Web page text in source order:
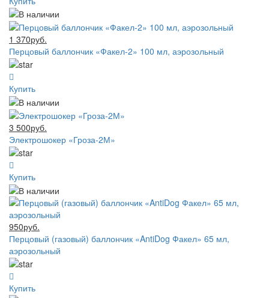
1 370руб.
Перцовый баллончик «Факел-2» 100 мл, аэрозольный
Купить
3 500руб.
Электрошокер «Гроза-2М»
Купить
950руб.
Перцовый (газовый) баллончик «AntiDog Факел» 65 мл,
аэрозольный
Купить